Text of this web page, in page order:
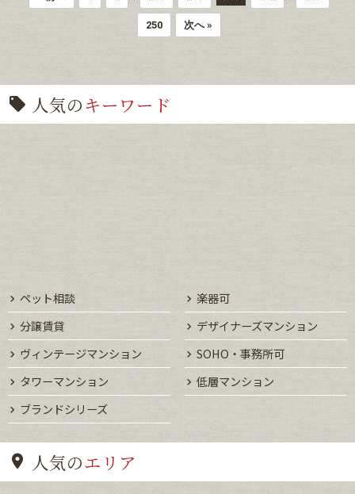
250 次へ »
人気のキーワード
ペット相談
楽器可
分譲賃貸
デザイナーズマンション
ヴィンテージマンション
SOHO・事務所可
タワーマンション
低層マンション
ブランドシリーズ
人気のエリア